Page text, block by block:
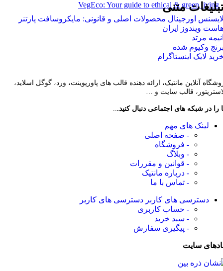
VegEco: Your guide to ethical & green living
متنی
اورجینال محصولات اصلی و قانونی: مایکروسافت پارتنر
ویندوز ایران
مرتد
وکیوم شده
لایک اینستاگرام
آنلاین مانتیک، ارائه دهنده قالب های پاورپوینت، ورد، گوگل اسلاید،
قالب سایت و …
را در شبکه های اجتماعی دنبال کنید...
لینک های مهم
- صفحه اصلی
- فروشگاه
- وبلاگ
- قوانین و مقررات
- درباره مانتیک
- تماس با ما
دسترسی های کاربر دسترسی های کاربر
- حساب کاربری
- سبد خرید
- پیگیری سفارش
سایت